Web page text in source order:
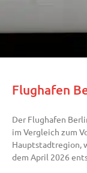
Flughafen
Der Flughafen
im Vergleich zum
Hauptstadtregion,
dem April 2026